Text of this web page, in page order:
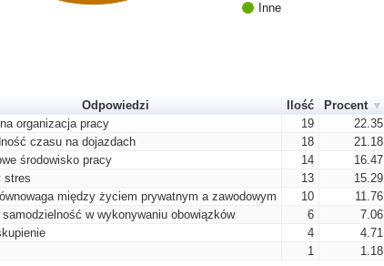
Inne
Odpowiedzi Ilość
Procent
organizacja pracy 19
22.35
czasu na dojazdach 18
21.18
środowisko pracy 14
16.47
stres 13
15.29
między życiem prywatnym a zawodowym 10
11.76
w wykonywaniu obowiązków 6
7.06
4
4.71
1 1.18